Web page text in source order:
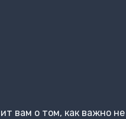
вам о том, как важно не